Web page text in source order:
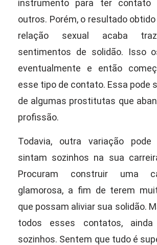
instrumento para ter contato
outros. Porém, o resultado
relação sexual acaba
sentimentos de solidão. Isso
eventualmente e então
esse tipo de contato. Essa pode
de algumas prostitutas que
profissão.
Todavia, outra variação
sintam sozinhos na sua
Procuram construir uma
glamorosa, a fim de terem
que possam aliviar sua solidão.
todos esses contatos,
sozinhos. Sentem que tudo é